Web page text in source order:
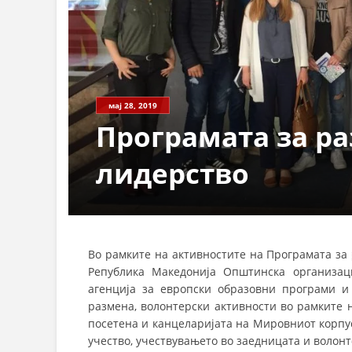
мај 28, 2019
Програмата за
лидерство
Во рамките на активностите на Програмата
Република Македонија Општинска
агенција за европски образовни програми
размена, волонтерски активности во
посетена и канцеларијата на Мировниот
учество, учествувањето во заедницата и